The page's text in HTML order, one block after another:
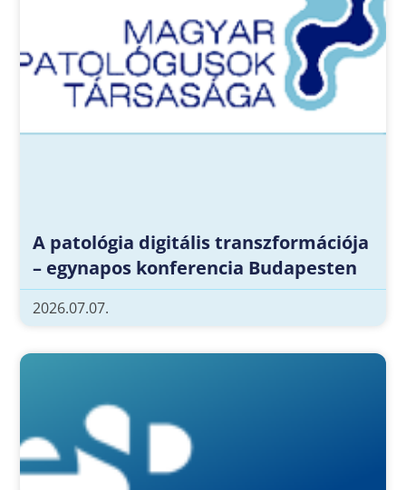
A patológia digitális transzformációja
– egynapos konferencia Budapesten
2026.07.07.